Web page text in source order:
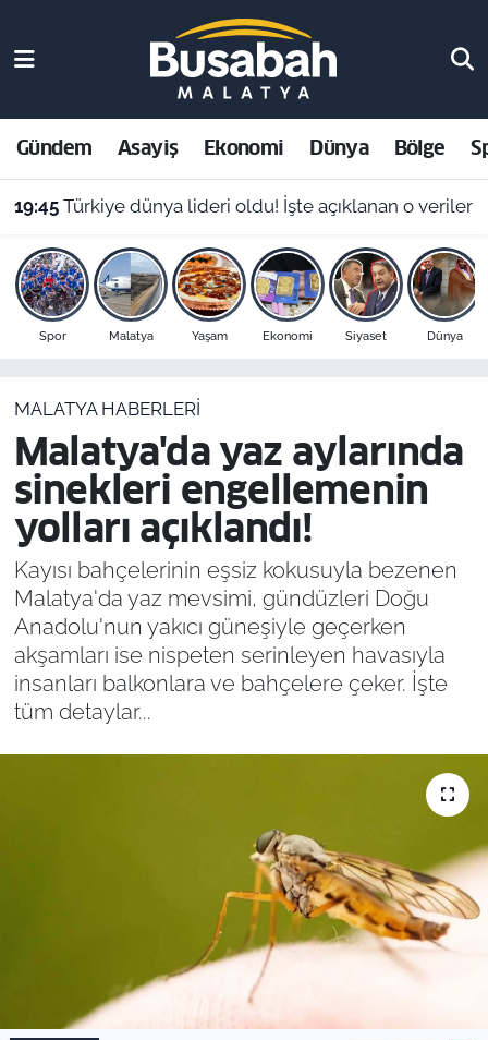
Gündem Asayiş Ekonomi Dünya Bölge
19:45 Türkiye dünya lideri oldu! İşte açıklanan o veriler
Spor Malatya Yaşam Ekonomi Siyaset Dünya
MALATYA HABERLERI
Malatya'da yaz aylarında
sinekleri engellemenin
yolları açıklandı!
Kayısı bahçelerinin eşsiz kokusuyla bezenen
Malatya'da yaz mevsimi, gündüzleri Doğu
Anadolu'nun yakıcı güneşiyle geçerken
akşamları ise nispeten serinleyen havasıyla
insanları balkonlara ve bahçelere çeker. İşte
tüm detaylar...
Asayiş
Ekonomi
Dünya
Bölge
Resmi İlanlar
Malatya Nöbetçi Eczaneler
Malatya Hava Durumu
Malatya Namaz Vakitleri
Malatya Trafik Yoğunluk Haritası
Süper Lig Puan Durumu ve Fikstür
Son Dakika Haberleri
Haber Arşivi